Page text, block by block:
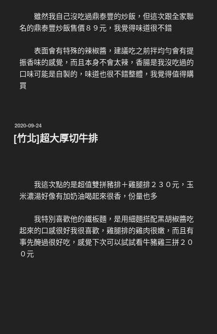
雖然我自己沒吃過鼎泰豐的炒飯，但這次跟全家聯
名的鼎泰豐炒飯售價８９元，我覺得味道很不錯
表面會有特殊的辣椒醬，建議吃之前拌均勻會有提
振香味的感覺，而且本身不會太辣，香腸是我沒吃過的
口味可能是自製的，味道也很不錯整體，我覺得值得購
買
2020-09-24
[竹北]超大厚切牛排
我這次點的是超值雙拼豬排＋雞腿排２３０元，玉
米濃湯好像有加奶油喝起來很香，份量也多
我特別喜歡他的鐵板麵，是用細麵搭配黑胡椒醬吃
起來的口感很好我很喜歡，雞腿排的雞肉很嫩，而且有
事先醃過很好吃，感覺下次可以試試看牛豬雞三拼２０
０元